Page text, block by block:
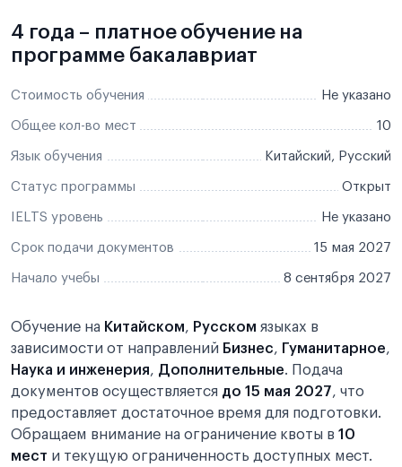
4 года – платное обучение на
программе бакалавриат
Стоимость обучения Не указано
Общее кол-во мест 10
Язык обучения Китайский, Русский
Статус программы Открыт
IELTS уровень Не указано
Срок подачи документов 15 мая 2027
Начало учебы 8 сентября 2027
Обучение на Китайском, Русском языках в
зависимости от направлений Бизнес, Гуманитарное,
Наука и инженерия, Дополнительные. Подача
документов осуществляется до 15 мая 2027, что
предоставляет достаточное время для подготовки.
Обращаем внимание на ограничение квоты в 10
мест и текущую ограниченность доступных мест.